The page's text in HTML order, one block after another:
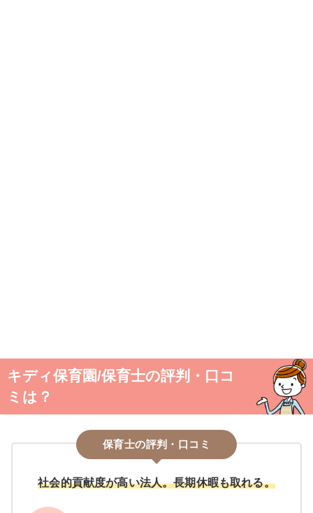
キディ保育園/保育士の評判・口コ
ミは？
保育士の評判・口コミ
社会的貢献度が高い法人。長期休暇も取れる。